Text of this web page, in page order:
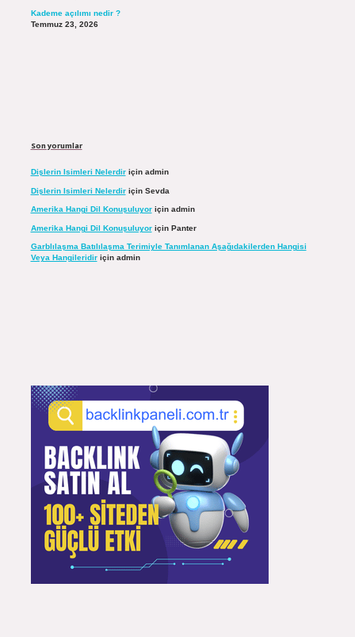
Kademe açılımı nedir ?
Temmuz 23, 2026
Son yorumlar
Dişlerin Isimleri Nelerdiriçin admin
Dişlerin Isimleri Nelerdiriçin Sevda
Amerika Hangi Dil Konuşuluyoriçin admin
Amerika Hangi Dil Konuşuluyoriçin Panter
Garblılaşma Batılılaşma Terimiyle Tanımlanan Aşağıdakilerden Hangisi
Veya Hangileridiriçin admin